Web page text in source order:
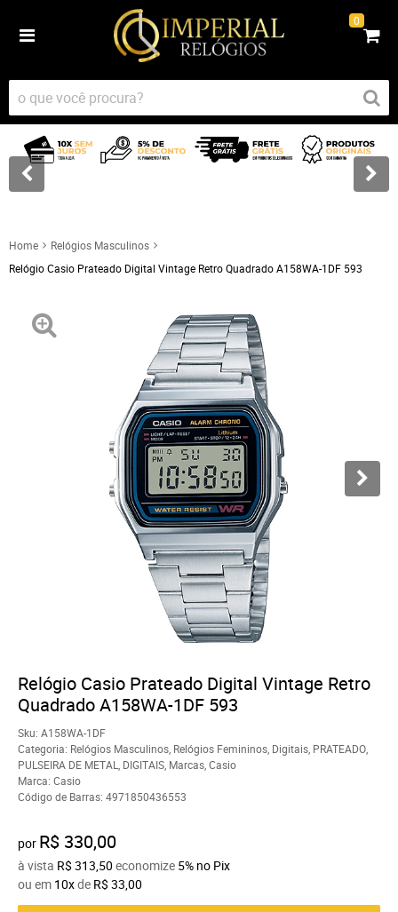
0
Home
Relógios Masculinos
Relógio Casio Prateado Digital Vintage Retro Quadrado A158WA-1DF 593
Relógio Casio Prateado Digital Vintage Retro
Quadrado A158WA-1DF 593
Sku: A158WA-1DF
Categoria: Relógios Masculinos Relógios Femininos Digitais PRATEADO
PULSEIRA DE METAL
DIGITAIS Marcas Casio
Marca: Casio
Código de Barras: 4971850436553
por R$ 330,00
à vista R$ 313,50 economize 5% no Pix
ou em 10xde R$ 33,00